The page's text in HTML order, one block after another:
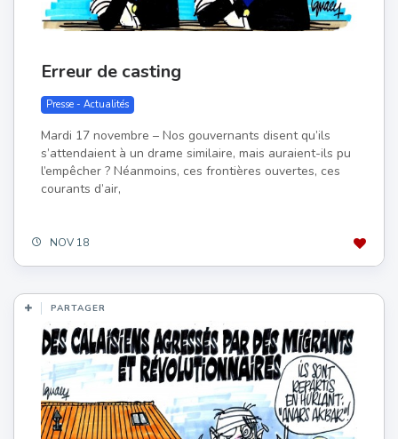
Erreur de casting
Presse - Actualités
Mardi 17 novembre – Nos gouvernants disent qu’ils
s’attendaient à un drame similaire, mais auraient-ils pu
l’empêcher ? Néanmoins, ces frontières ouvertes, ces
courants d’air,
NOV 18
PARTAGER